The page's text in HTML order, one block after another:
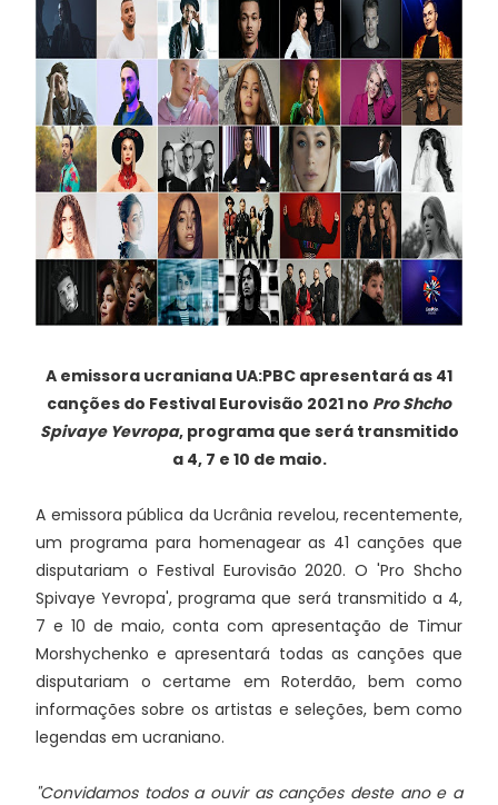
A emissora ucraniana UA:PBC apresentará as 41
canções do Festival Eurovisão 2021 no Pro Shcho
Spivaye Yevropa, programa que será transmitido
a 4, 7 e 10 de maio.
A emissora pública da Ucrânia revelou, recentemente,
um programa para homenagear as 41 canções que
disputariam o Festival Eurovisão 2020. O 'Pro Shcho
Spivaye Yevropa', programa que será transmitido a 4,
7 e 10 de maio, conta com apresentação de Timur
Morshychenko e apresentará todas as canções que
disputariam o certame em Roterdão, bem como
informações sobre os artistas e seleções, bem como
legendas em ucraniano.
"Convidamos todos a ouvir as canções deste ano e a